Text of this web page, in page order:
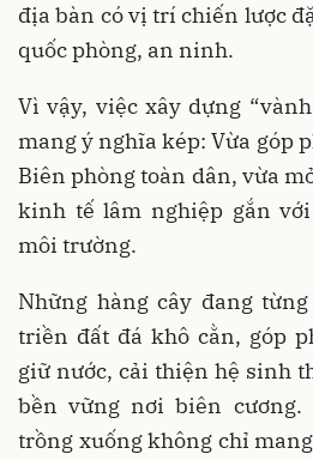
địa bàn có vị trí chiến lược
quốc phòng, an ninh.
Vì vậy, việc xây dựng
mang ý nghĩa kép: Vừa góp
Biên phòng toàn dân, vừa
kinh tế lâm nghiệp gắn
môi trường.
Những hàng cây đang
triền đất đá khô cằn, góp
giữ nước, cải thiện hệ sinh
bền vững nơi biên cương.
trồng xuống không chỉ